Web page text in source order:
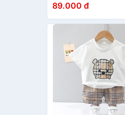
tháng - 5 tuổi) SZ37
89.000 đ